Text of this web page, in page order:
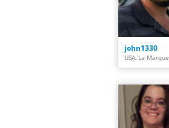
john1330
USA, La Marque